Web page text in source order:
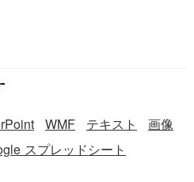
WMF テキスト
画像
スプレッドシート